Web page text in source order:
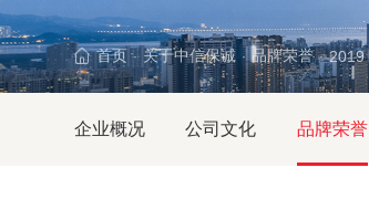
首页 · 关于中信保诚 · 品牌荣誉 · 2019
企业概况 公司文化 品牌荣誉